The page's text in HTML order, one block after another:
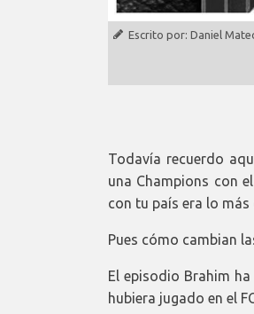
Escrito por: Daniel
Todavía recuerdo
una Champions con
con tu país era lo
Pues cómo cambian
El episodio Brahim
hubiera jugado en el